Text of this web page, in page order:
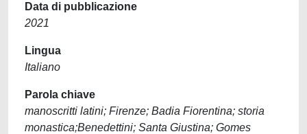
Data di pubblicazione
2021
Lingua
Italiano
Parola chiave
manoscritti latini; Firenze; Badia Fiorentina; storia
monastica;Benedettini; Santa Giustina; Gomes